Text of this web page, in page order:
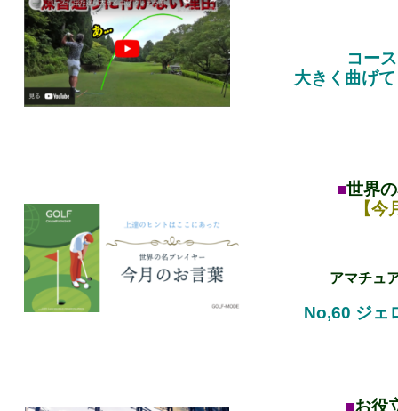
コー
大きく曲げ
■世界
【
アマチュ
No,60 ジェ
■お役